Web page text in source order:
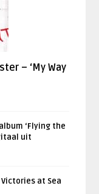
– ‘My Way
‘Flying the
uit
at Sea